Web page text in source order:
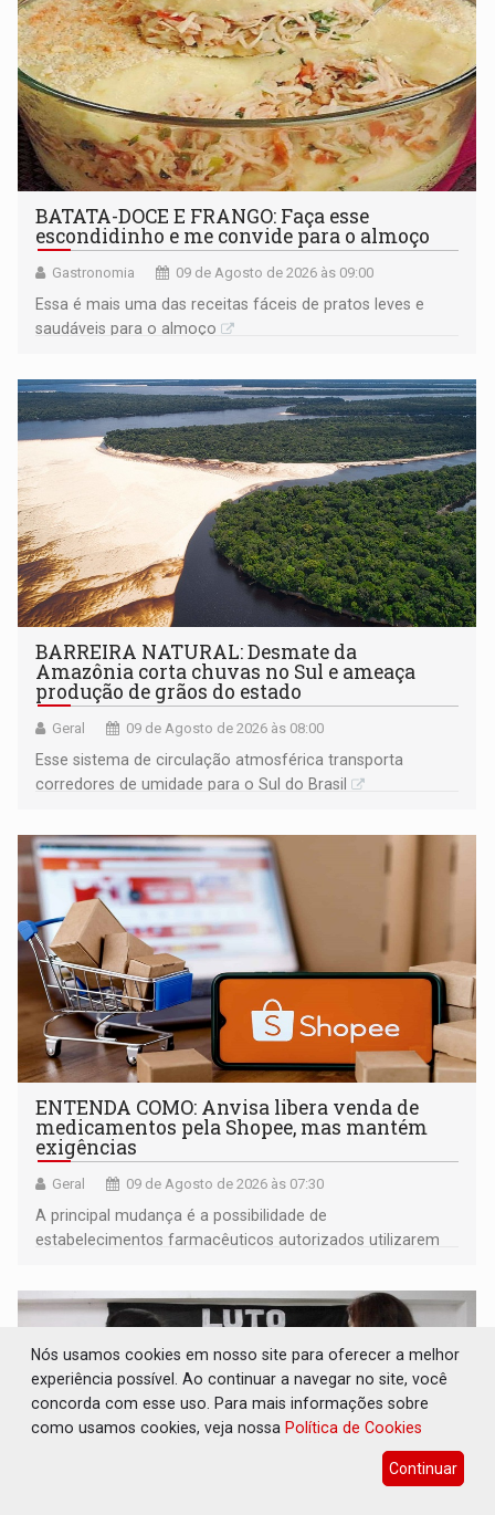
BATATA-DOCE E FRANGO: Faça esse
escondidinho e me convide para o almoço
Gastronomia 09 de Agosto de 2026 às 09:00
Essa é mais uma das receitas fáceis de pratos leves e
saudáveis para o almoço
BARREIRA NATURAL: Desmate da
Amazônia corta chuvas no Sul e ameaça
produção de grãos do estado
Geral 09 de Agosto de 2026 às 08:00
Esse sistema de circulação atmosférica transporta
corredores de umidade para o Sul do Brasil
ENTENDA COMO: Anvisa libera venda de
medicamentos pela Shopee, mas mantém
exigências
Geral 09 de Agosto de 2026 às 07:30
A principal mudança é a possibilidade de
estabelecimentos farmacêuticos autorizados utilizarem
Nós usamos cookies em nosso site para oferecer a melhor
experiência possível. Ao continuar a navegar no site, você
concorda com esse uso. Para mais informações sobre
como usamos cookies, veja nossa Política de Cookies
Continuar